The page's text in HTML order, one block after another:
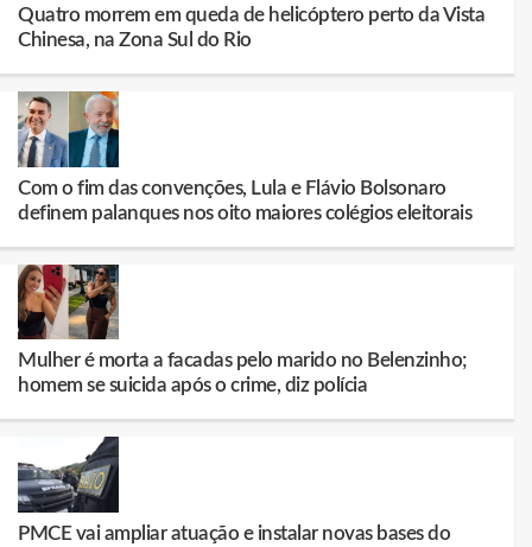
Quatro morrem em queda de helicóptero perto da Vista
Chinesa, na Zona Sul do Rio
Com o fim das convenções, Lula e Flávio Bolsonaro
definem palanques nos oito maiores colégios eleitorais
Mulher é morta a facadas pelo marido no Belenzinho;
homem se suicida após o crime, diz polícia
PMCE vai ampliar atuação e instalar novas bases do